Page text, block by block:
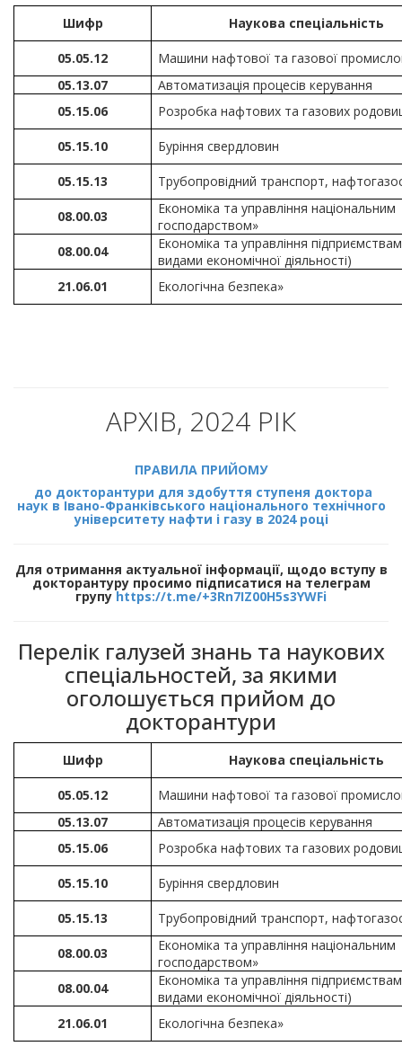
Шифр Наукова спеціальність
05.05.12
Машини нафтової та газової
05.13.07
Автоматизація процесів керування
05.15.06
Розробка нафтових та газових
05.15.10 Буріння свердловин
05.15.13 Трубопровідний транспорт,
08.00.03
Економіка та управління національним
господарством»
08.00.04
Економіка та управління
видами економічної діяльності)
21.06.01
Екологічна безпека»
АРХІВ, 2024 РІК
ПРАВИЛА ПРИЙОМУ
до докторантури для здобуття ступеня доктора
наук в Івано-Франківського національного технічного
університету нафти і газу в 2024 році
Для отримання актуальної інформації, щодо вступу в
докторантуру просимо підписатися на телеграм
групуhttps://t.me/+3Rn7IZ00H5s3YWFi
Перелік галузей знань та наукових
спеціальностей, за якими
оголошується прийом до
докторантури
Шифр Наукова спеціальність
05.05.12
Машини нафтової та газової
05.13.07
Автоматизація процесів керування
05.15.06
Розробка нафтових та газових
05.15.10 Буріння свердловин
05.15.13 Трубопровідний транспорт,
08.00.03
Економіка та управління національним
господарством»
08.00.04
Економіка та управління
видами економічної діяльності)
21.06.01
Екологічна безпека»